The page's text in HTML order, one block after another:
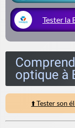
Tester la
optique à
⬆️ Tester son